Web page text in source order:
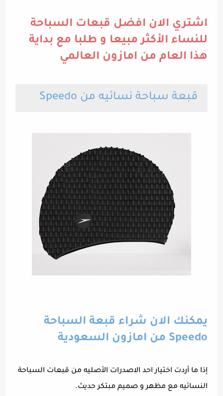
اشتري الان افضل قبعات السباحة
للنساء الأكثر مبيعا و طلبا مع بداية
هذا العام من امازون العالمي
قبعة سباحة نسائيه من Speedo
يمكنك الان شراء قبعة السباحة
Speedo من امازون السعودية
إذا ما أردت اختيار احد الاصدرات الأصليه من قبعات السباحة
النسائيه مع مظهر و صميم مبتكر حديث.